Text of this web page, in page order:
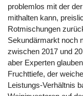
problemlos mit der
mithalten kann,
Rotmischungen
Sekundärmarkt noch
zwischen 2017 und
aber Experten
Fruchttiefe, der
Leistungs-Verhältnis